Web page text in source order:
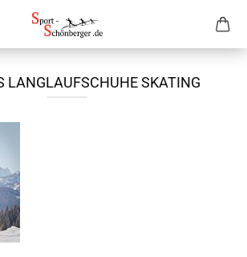
LANGLAUFSCHUHE SKATING